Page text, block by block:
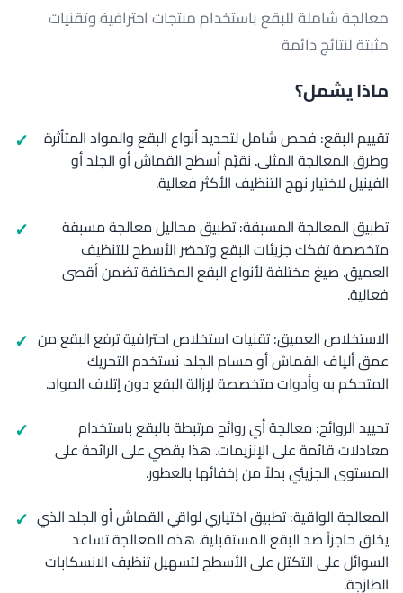
معالجة شاملة للبقع باستخدام منتجات احترافية وتقنيات
مثبتة لنتائج دائمة
ماذا يشمل؟
تقييم البقع: فحص شامل لتحديد أنواع البقع والمواد المتأثرة
وطرق المعالجة المثلى. نقيّم أسطح القماش أو الجلد أو
الفينيل لاختيار نهج التنظيف الأكثر فعالية.
تطبيق المعالجة المسبقة: تطبيق محاليل معالجة مسبقة
متخصصة تفكك جزيئات البقع وتحضر الأسطح للتنظيف
العميق. صيغ مختلفة لأنواع البقع المختلفة تضمن أقصى
فعالية.
الاستخلاص العميق: تقنيات استخلاص احترافية ترفع البقع من
عمق ألياف القماش أو مسام الجلد. نستخدم التحريك
المتحكم به وأدوات متخصصة لإزالة البقع دون إتلاف المواد.
تحييد الروائح: معالجة أي روائح مرتبطة بالبقع باستخدام
معادلات قائمة على الإنزيمات. هذا يقضي على الرائحة على
المستوى الجزيئي بدلاً من إخفائها بالعطور.
المعالجة الواقية: تطبيق اختياري لواقي القماش أو الجلد الذي
يخلق حاجزاً ضد البقع المستقبلية. هذه المعالجة تساعد
السوائل على التكتل على الأسطح لتسهيل تنظيف الانسكابات
الطازجة.